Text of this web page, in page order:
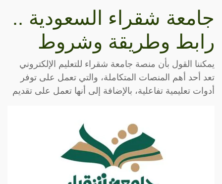
جامعة شقراء السعودية ..
رابط وطريقة وشروط
يمكننا القول بأن منصة جامعة شقراء للتعليم الإلكتروني
تعد أحد أهم المنصات المتكاملة، والتي تعمل على توفر
أدوات تعليمية تفاعلية، بالإضافة إلى أنها تعمل على تقديم